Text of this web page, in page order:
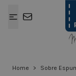
Home > Sobre